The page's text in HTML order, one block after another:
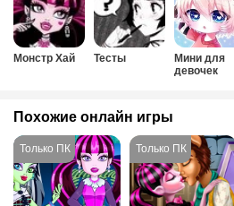
Монстр Хай Тесты
Мини для
девочек
Похожие онлайн игры